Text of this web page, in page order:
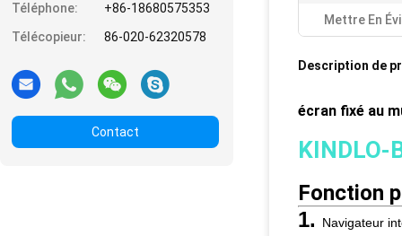
Téléphone:
+86-18680575353
Télécopieur:
86-020-62320578
Contact
Mettre En
Description de
écran fixé au
KINDLO-
Fonction
1.
Navigateur